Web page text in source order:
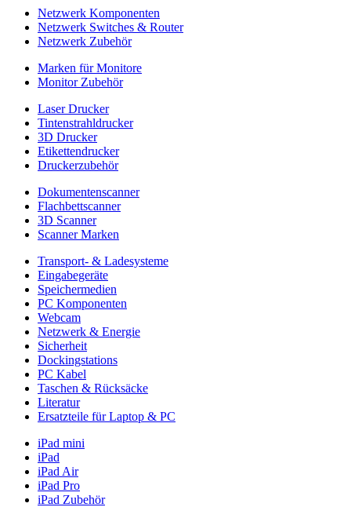
Netzwerk Komponenten
Netzwerk Switches & Router
Netzwerk Zubehör
Marken für Monitore
Monitor Zubehör
Laser Drucker
Tintenstrahldrucker
3D Drucker
Etikettendrucker
Druckerzubehör
Dokumentenscanner
Flachbettscanner
3D Scanner
Scanner Marken
Transport- & Ladesysteme
Eingabegeräte
Speichermedien
PC Komponenten
Webcam
Netzwerk & Energie
Sicherheit
Dockingstations
PC Kabel
Taschen & Rücksäcke
Literatur
Ersatzteile für Laptop & PC
iPad mini
iPad
iPad Air
iPad Pro
iPad Zubehör